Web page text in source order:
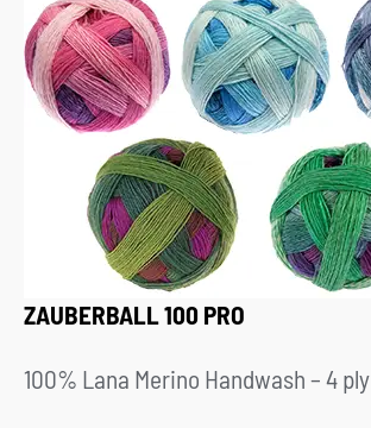
ZAUBERBALL 100 PRO
100% Lana Merino Handwash – 4 ply